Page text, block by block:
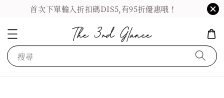
首次下單輸入折扣碼DIS5,有95折優惠哦！
搜尋